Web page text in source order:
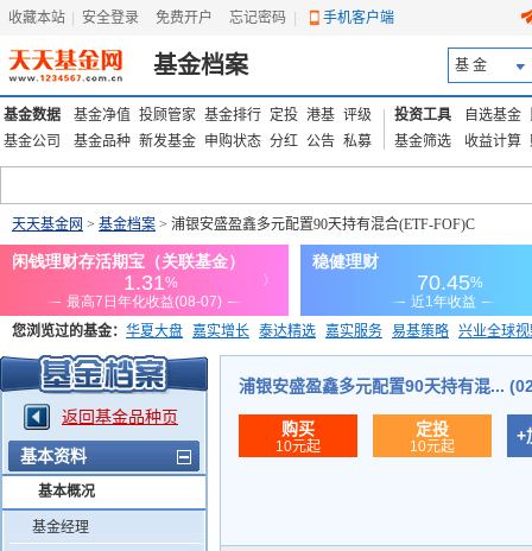
收藏本站 安全登录 免费开户 忘记密码 手机客户端
基金档案 基 金
基金数据 基金净值 投顾管家 基金排行 定投 港基 评级
基金公司
基金品种 新发基金 申购状态 分红 公告 私募
投资工具 自选基金
基金筛选
收益计算
天天基金网 > 基金档案 > 浦银安盛盈鑫多元配置90天持有混合(ETF-FOF)C
您浏览过的基金： 华夏大盘 嘉实增长 泰达精选 嘉实服务 易基策略 兴业全球
添富优势 华安宏利 上证180价值ETF
返回基金品种页
基本资料
基本概况
基金经理
浦银安盛盈鑫多元配置90天持有混...
购买
10元起
定投
10元起
+